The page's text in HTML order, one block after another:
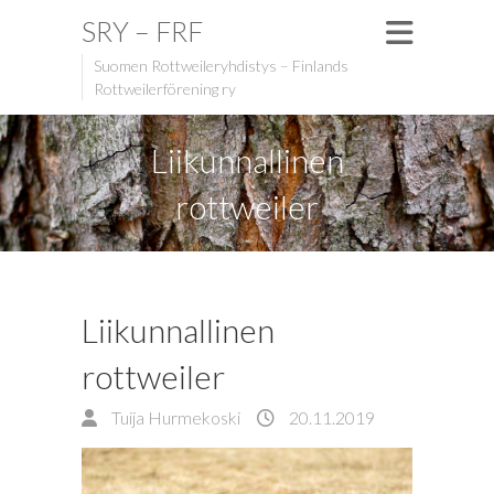
SRY – FRF
Suomen Rottweileryhdistys – Finlands
Rottweilerförening ry
Liikunnallinen
rottweiler
Liikunnallinen
rottweiler
Tuija Hurmekoski 20.11.2019